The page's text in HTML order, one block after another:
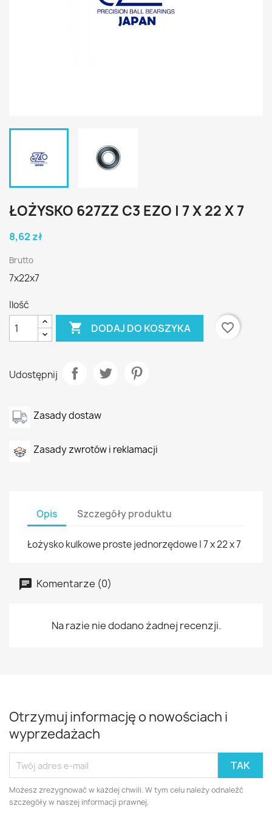
ŁOŻYSKO 627ZZ C3 EZO | 7 X 22 X 7
8,62 zł
Brutto
7x22x7
Ilość
 DODAJ DO KOSZYKA favorite_border
Udostępnij
Zasady dostaw
Zasady zwrotów i reklamacji
Opis Szczegóły produktu
Łożysko kulkowe proste jednorzędowe | 7 x 22 x 7
Komentarze (0)
Na razie nie dodano żadnej recenzji.
Otrzymuj informację o nowościach i
wyprzedażach
Możesz zrezygnować w każdej chwili. W tym celu należy odnaleźć
szczegóły w naszej informacji prawnej.